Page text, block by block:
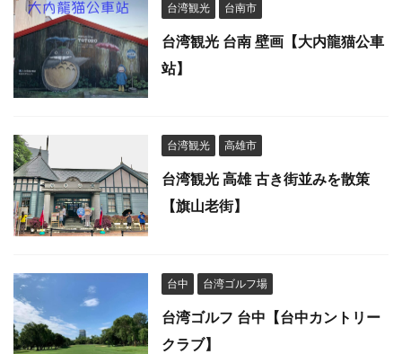
台湾観光 台南市
台湾観光 台南 壁画【大内龍猫公車
站】
台湾観光 高雄市
台湾観光 高雄 古き街並みを散策
【旗山老街】
台中 台湾ゴルフ場
台湾ゴルフ 台中【台中カントリー
クラブ】